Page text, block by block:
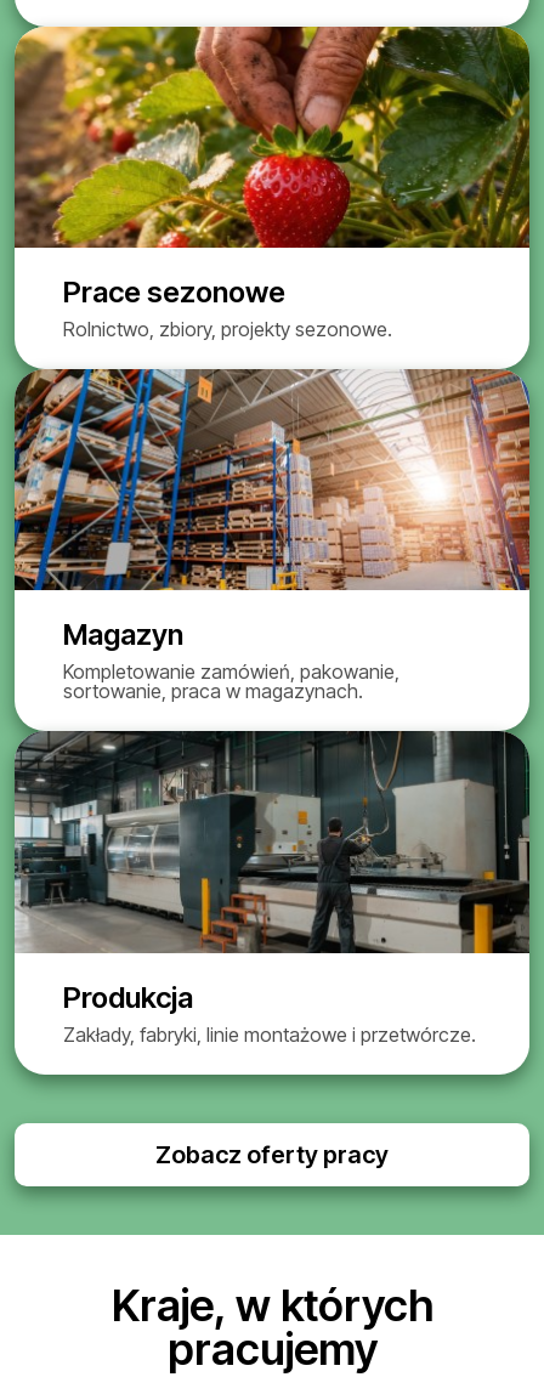
Prace sezonowe
Rolnictwo, zbiory, projekty sezonowe.
Magazyn
Kompletowanie zamówień, pakowanie,
sortowanie, praca w magazynach.
Produkcja
Zakłady, fabryki, linie montażowe i przetwórcze.
Zobacz oferty pracy
Kraje, w których
pracujemy